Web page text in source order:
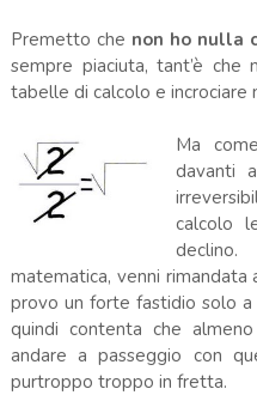
Premetto che non ho nulla
sempre piaciuta, tant’è che
tabelle di calcolo e incrociare
Ma
davanti
calcolo
matematica, venni
provo un forte fastidio solo
quindi contenta che
andare a passeggio con
purtroppo troppo in fretta.